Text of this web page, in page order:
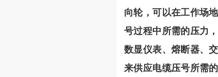
向轮，可以在工作场
号过程中所需的压力
数显仪表、熔断器、
来供应电缆压号所需